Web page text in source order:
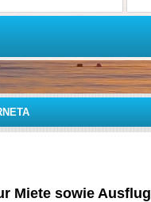
Miete sowie